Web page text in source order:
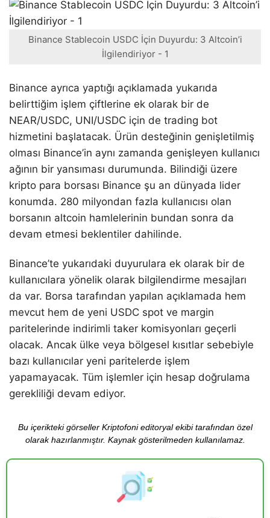
Binance Stablecoin USDC İçin Duyurdu: 3 Altcoin’i
İlgilendiriyor - 1
Binance ayrıca yaptığı açıklamada yukarıda
belirttiğim işlem çiftlerine ek olarak bir de
NEAR/USDC, UNI/USDC için de trading bot
hizmetini başlatacak. Ürün desteğinin genişletilmiş
olması Binance’in aynı zamanda genişleyen kullanıcı
ağının bir yansıması durumunda. Bilindiği üzere
kripto para borsası Binance şu an dünyada lider
konumda. 280 milyondan fazla kullanıcısı olan
borsanın altcoin hamlelerinin bundan sonra da
devam etmesi beklentiler dahilinde.
Binance’te yukarıdaki duyurulara ek olarak bir de
kullanıcılara yönelik olarak bilgilendirme mesajları
da var. Borsa tarafından yapılan açıklamada hem
mevcut hem de yeni USDC spot ve margin
paritelerinde indirimli taker komisyonları geçerli
olacak. Ancak ülke veya bölgesel kısıtlar sebebiyle
bazı kullanıcılar yeni paritelerde işlem
yapamayacak. Tüm işlemler için hesap doğrulama
gerekliliği devam ediyor.
Bu içerikteki görseller Kriptofoni editoryal ekibi tarafından özel
olarak hazırlanmıştır. Kaynak gösterilmeden kullanılamaz.